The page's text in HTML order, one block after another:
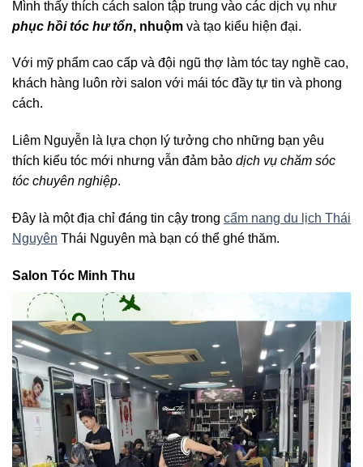
Mình thấy thích cách salon tập trung vào các dịch vụ như
phục hồi tóc hư tổn, nhuộm và tạo kiểu hiện đại.
Với mỹ phẩm cao cấp và đội ngũ thợ làm tóc tay nghề cao,
khách hàng luôn rời salon với mái tóc đầy tự tin và phong
cách.
Liêm Nguyễn là lựa chọn lý tưởng cho những bạn yêu
thích kiểu tóc mới nhưng vẫn đảm bảo dịch vụ chăm sóc
tóc chuyên nghiệp.
Đây là một địa chỉ đáng tin cậy trong cẩm nang du lịch Thái
Nguyên Thái Nguyên mà bạn có thể ghé thăm.
Salon Tóc Minh Thu